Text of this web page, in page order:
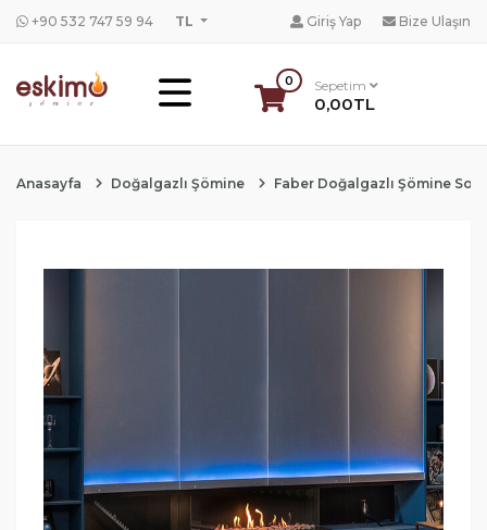
+90 532 747 59 94 TL Giriş Yap Bize Ulaşın
0 Sepetim
0,00TL
Anasayfa Doğalgazlı Şömine Faber Doğalgazlı Şömine